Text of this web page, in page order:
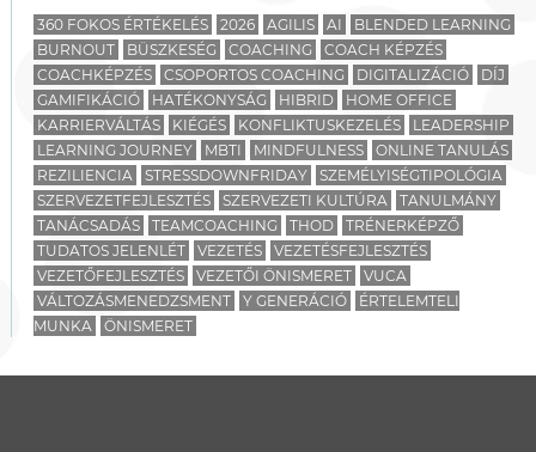
360 FOKOS ÉRTÉKELÉS 2026 AGILIS AI
BLENDED LEARNING
BURNOUT
BÜSZKESÉG COACHING
COACH KÉPZÉS
COACHKÉPZÉS
CSOPORTOS COACHING DIGITALIZÁCIÓ
DÍJ
GAMIFIKÁCIÓ
HATÉKONYSÁG HIBRID
HOME OFFICE
KARRIERVÁLTÁS
KIÉGÉS KONFLIKTUSKEZELÉS
LEADERSHIP
LEARNING JOURNEY
MBTI MINDFULNESS
ONLINE TANULÁS
REZILIENCIA
STRESSDOWNFRIDAY
SZEMÉLYISÉGTIPOLÓGIA
SZERVEZETFEJLESZTÉS
SZERVEZETI KULTÚRA
TANULMÁNY
TANÁCSADÁS
TEAMCOACHING THOD
TRÉNERKÉPZŐ
TUDATOS JELENLÉT
VEZETÉS
VEZETÉSFEJLESZTÉS
VEZETŐFEJLESZTÉS
VEZETŐI ÖNISMERET
VUCA
VÁLTOZÁSMENEDZSMENT
Y GENERÁCIÓ
ÉRTELEMTELI
MUNKA
ÖNISMERET